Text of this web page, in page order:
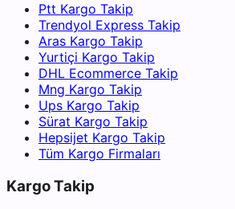
Ptt Kargo Takip
Trendyol Express Takip
Aras Kargo Takip
Yurtiçi Kargo Takip
DHL Ecommerce Takip
Mng Kargo Takip
Ups Kargo Takip
Sürat Kargo Takip
Hepsijet Kargo Takip
Tüm Kargo Firmaları
Kargo Takip